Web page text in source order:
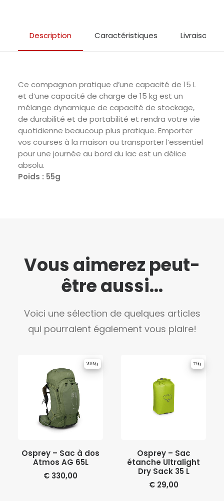
Description Caractéristiques Livraison &
Ce compagnon pratique d’une capacité de 15 L
et d’une capacité de charge de 15 kg est un
mélange dynamique de capacité de stockage,
de durabilité et de portabilité et rendra votre vie
quotidienne beaucoup plus pratique. Emporter
vos courses à la maison ou transporter l’essentiel
pour une journée au bord du lac est un délice
absolu.
Poids : 55g
Vous aimerez peut-
être aussi...
Voici une sélection de quelques articles
qui pourraient également vous plaire!
2092g
AJOUTER AU PANIER
Osprey – Sac à dos
Atmos AG 65L
€ 330,00
79g
AJOUTER AU PANIER
Osprey – Sac
étanche Ultralight
Dry Sack 35 L
€29,00